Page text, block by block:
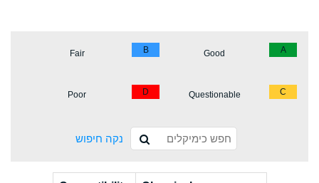
A
Good
B
Fair
C
Questionable
D
Poor
נקה חיפוש